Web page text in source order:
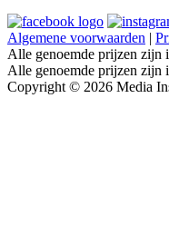
Algemene voorwaarden |
Alle genoemde prijzen zijn
Alle genoemde prijzen zijn
Copyright © 2026 Media